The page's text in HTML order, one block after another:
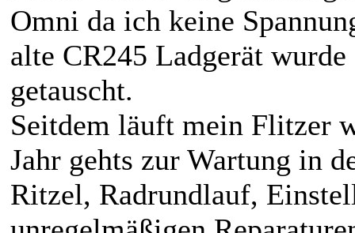
Omni da ich keine
alte CR245 Ladgerät
getauscht.
Seitdem läuft mein Flitzer
Jahr gehts zur Wartung in
Ritzel, Radrundlauf,